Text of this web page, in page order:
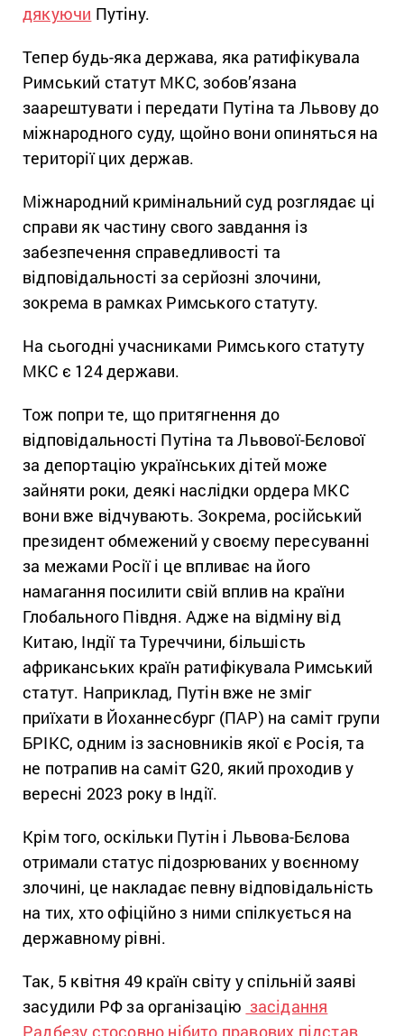
дякуючи Путіну.
Тепер будь-яка держава, яка ратифікувала
Римський статут МКС, зобов’язана
заарештувати і передати Путіна та Львову до
міжнародного суду, щойно вони опиняться на
території цих держав.
Міжнародний кримінальний суд розглядає ці
справи як частину свого завдання із
забезпечення справедливості та
відповідальності за серйозні злочини,
зокрема в рамках Римського статуту.
На сьогодні учасниками Римського статуту
МКС є 124 держави.
Тож попри те, що притягнення до
відповідальності Путіна та Львової-Бєлової
за депортацію українських дітей може
зайняти роки, деякі наслідки ордера МКС
вони вже відчувають. Зокрема, російський
президент обмежений у своєму пересуванні
за межами Росії і це впливає на його
намагання посилити свій вплив на країни
Глобального Півдня. Адже на відміну від
Китаю, Індії та Туреччини, більшість
африканських країн ратифікувала Римський
статут. Наприклад, Путін вже не зміг
приїхати в Йоханнесбург (ПАР) на саміт групи
БРІКС, одним із засновників якої є Росія, та
не потрапив на саміт G20, який проходив у
вересні 2023 року в Індії.
Крім того, оскільки Путін і Львова-Бєлова
отримали статус підозрюваних у воєнному
злочині, це накладає певну відповідальність
на тих, хто офіційно з ними спілкується на
державному рівні.
Так, 5 квітня 49 країн світу у спільній заяві
засудили РФ за організацію засідання
Радбезу стосовно нібито правових підстав